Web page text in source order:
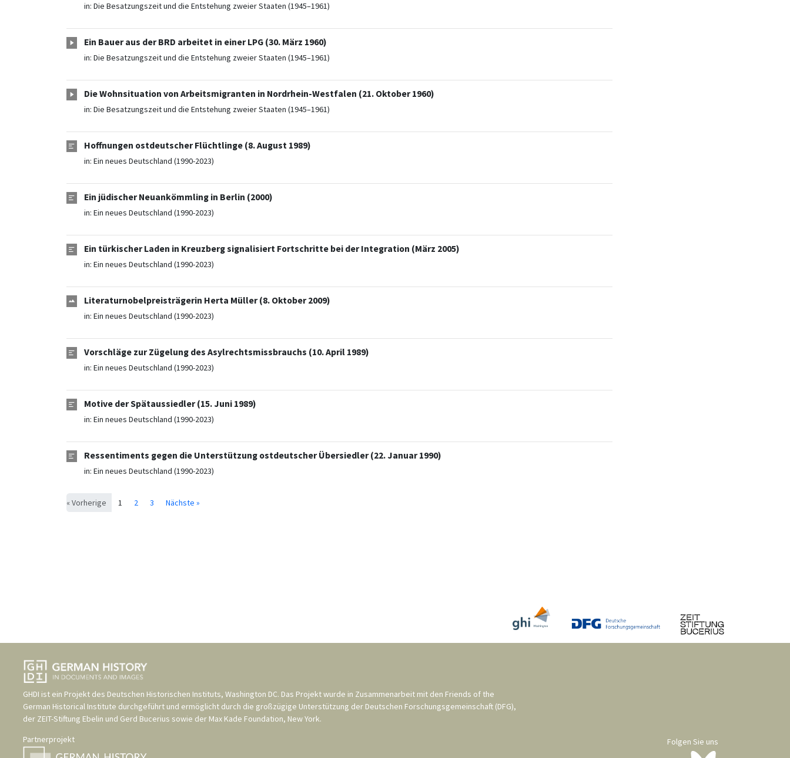
in: Die Besatzungszeit und die Entstehung zweier Staaten (1945–1961)
Ein Bauer aus der BRD arbeitet in einer LPG (30. März 1960)
in: Die Besatzungszeit und die Entstehung zweier Staaten (1945–1961)
Die Wohnsituation von Arbeitsmigranten in Nordrhein-Westfalen (21. Oktober 1960)
in: Die Besatzungszeit und die Entstehung zweier Staaten (1945–1961)
Hoffnungen ostdeutscher Flüchtlinge (8. August 1989)
in: Ein neues Deutschland (1990-2023)
Ein jüdischer Neuankömmling in Berlin (2000)
in: Ein neues Deutschland (1990-2023)
Ein türkischer Laden in Kreuzberg signalisiert Fortschritte bei der Integration (März 2005)
in: Ein neues Deutschland (1990-2023)
Literaturnobelpreisträgerin Herta Müller (8. Oktober 2009)
in: Ein neues Deutschland (1990-2023)
Vorschläge zur Zügelung des Asylrechtsmissbrauchs (10. April 1989)
in: Ein neues Deutschland (1990-2023)
Motive der Spätaussiedler (15. Juni 1989)
in: Ein neues Deutschland (1990-2023)
Ressentiments gegen die Unterstützung ostdeutscher Übersiedler (22. Januar 1990)
in: Ein neues Deutschland (1990-2023)
« Vorherige 1 2 3 Nächste »
GHDI ist ein Projekt des Deutschen Historischen Instituts, Washington DC. Das Projekt wurde in Zusammenarbeit mit den Friends of the
German Historical Institute durchgeführt und ermöglicht durch die großzügige Unterstützung der Deutschen Forschungsgemeinschaft (DFG),
der ZEIT-Stiftung Ebelin und Gerd Bucerius sowie der Max Kade Foundation, New York.
Partnerprojekt
Folgen Sie uns